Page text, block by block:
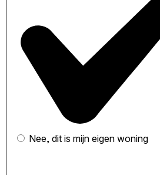
Nee, dit is mijn eigen woning